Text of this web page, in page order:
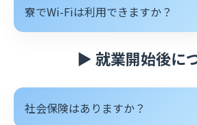
寮でWi-Fiは利用できますか？
▶ 就業開始後に
社会保険はありますか？